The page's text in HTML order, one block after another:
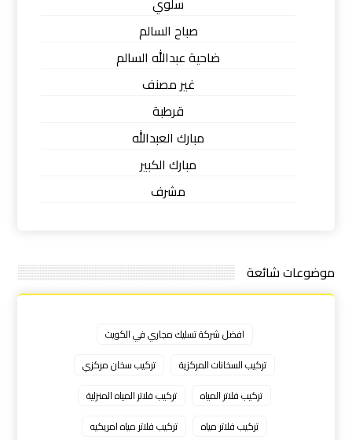
صباح السالم
ضاحية عبدالله السالم
غير مصنف
قرطبة
مبارك العبدالله
مبارك الكبير
مشرف
موضوعات شائعة
افضل شركة تسليك مجاري في الكويت
تركيب السخانات المركزية
تركيب سخان مركزي
تركيب فلاتر المياه
تركيب فلاتر المياه المنزلية
تركيب فلاتر مياه
تركيب فلاتر مياه امريكيه